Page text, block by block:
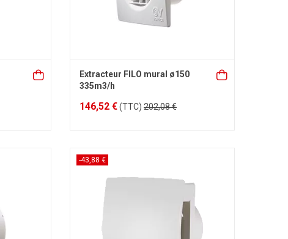
Extracteur FILO mural ø150
335m3/h
146,52 €(TTC) 202,08 €
-43,88 €